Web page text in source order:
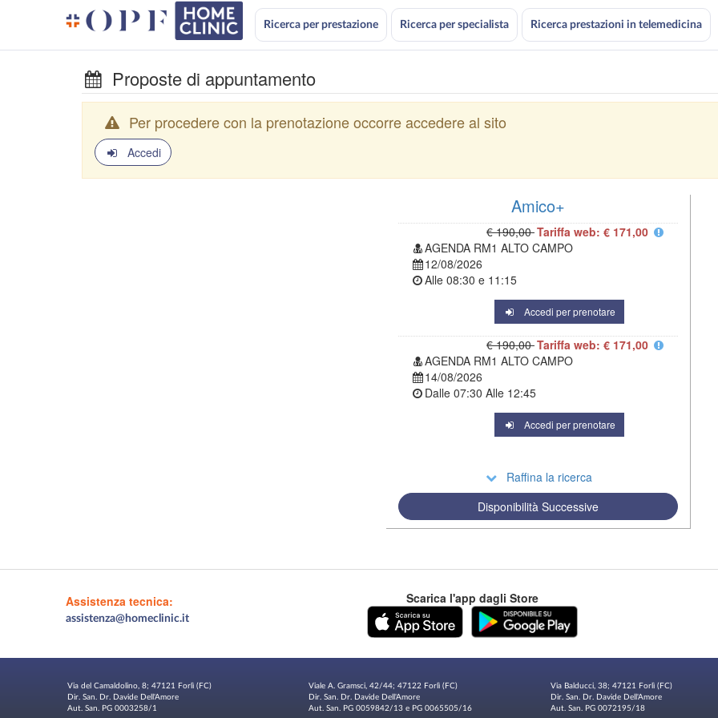
Ricerca per prestazione Ricerca per specialista Ricerca prestazioni in telemedicina
Proposte di appuntamento
Per procedere con la prenotazione occorre accedere al sito
Accedi
Amico+
€ 190,00Tariffa web: € 171,00
AGENDA RM1 ALTO CAMPO
12/08/2026
Alle 08:30 e 11:15
Accedi per prenotare
€ 190,00Tariffa web: € 171,00
AGENDA RM1 ALTO CAMPO
14/08/2026
Dalle 07:30 Alle 12:45
Accedi per prenotare
Raffina la ricerca
Disponibilità Successive
Assistenza tecnica:
assistenza@homeclinic.it
Scarica l'app dagli Store
Via del Camaldolino, 8; 47121 Forlì (FC)
Dir. San. Dr. Davide Dell'Amore
Aut. San. PG 0003258/1
Viale A. Gramsci, 42/44; 47122 Forlì (FC)
Dir. San. Dr. Davide Dell'Amore
Aut. San. PG 0059842/13 e PG 0065505/16
Via Balducci, 38; 47121 Forlì (FC)
Dir. San. Dr. Davide Dell'Amore
Aut. San. PG 0072195/18